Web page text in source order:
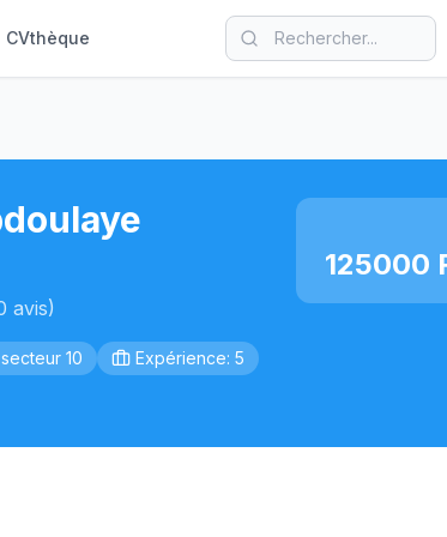
CVthèque
avis)
10
Expérience: 5
125000